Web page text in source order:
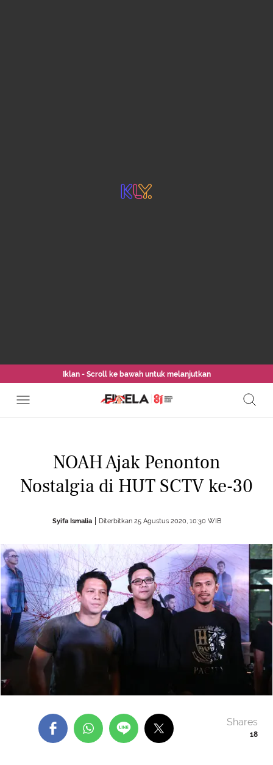
Iklan - Scroll ke bawah untuk melanjutkan
NOAH Ajak Penonton
Nostalgia di HUT SCTV ke-30
Syifa Ismalia Diterbitkan 25 Agustus 2020, 10:30 WIB
18
Shares